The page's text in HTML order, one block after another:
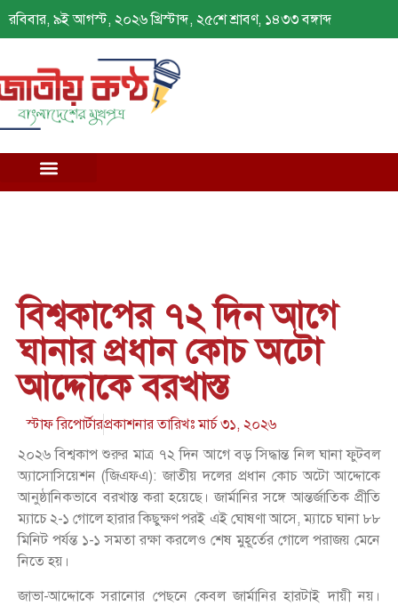
রবিবার, ৯ই আগস্ট, ২০২৬ খ্রিস্টাব্দ, ২৫শে শ্রাবণ, ১৪৩৩ বঙ্গাব্দ
বিশ্বকাপের ৭২ দিন আগে
ঘানার প্রধান কোচ অটো
আদ্দোকে বরখাস্ত
স্টাফ রিপোর্টারপ্রকাশনার তারিখঃমার্চ ৩১, ২০২৬
২০২৬ বিশ্বকাপ শুরুর মাত্র ৭২ দিন আগে বড় সিদ্ধান্ত নিল ঘানা ফুটবল
অ্যাসোসিয়েশন (জিএফএ): জাতীয় দলের প্রধান কোচ অটো আদ্দোকে
আনুষ্ঠানিকভাবে বরখাস্ত করা হয়েছে। জার্মানির সঙ্গে আন্তর্জাতিক প্রীতি
ম্যাচে ২-১ গোলে হারার কিছুক্ষণ পরই এই ঘোষণা আসে, ম্যাচে ঘানা ৮৮
মিনিট পর্যন্ত ১-১ সমতা রক্ষা করলেও শেষ মুহূর্তের গোলে পরাজয় মেনে
নিতে হয়।
জাভা-আদ্দোকে সরানোর পেছনে কেবল জার্মানির হারটাই দায়ী নয়।